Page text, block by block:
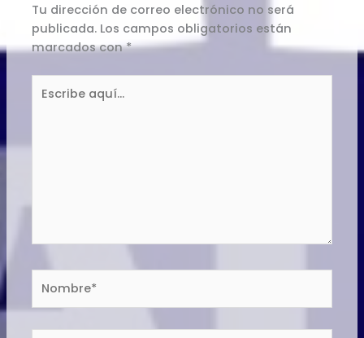
Tu dirección de correo electrónico no será
publicada. Los campos obligatorios están
marcados con*
aquí...